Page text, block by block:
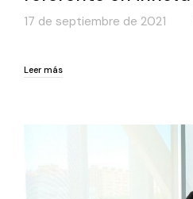
17 de septiembre de 2021
Leer más